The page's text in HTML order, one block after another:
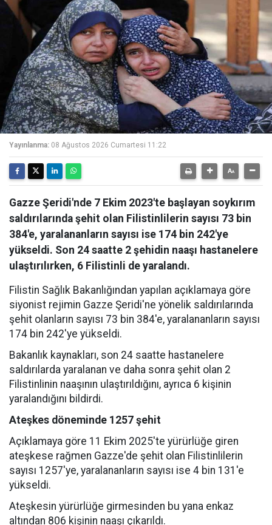
Yayınlanma: 08 Ağustos 2026 Cumartesi 11:22
Gazze Şeridi'nde 7 Ekim 2023'te başlayan soykırım
saldırılarında şehit olan Filistinlilerin sayısı 73 bin
384'e, yaralananların sayısı ise 174 bin 242'ye
yükseldi. Son 24 saatte 2 şehidin naaşı hastanelere
ulaştırılırken, 6 Filistinli de yaralandı.
Filistin Sağlık Bakanlığından yapılan açıklamaya göre
siyonist rejimin Gazze Şeridi'ne yönelik saldırılarında
şehit olanların sayısı 73 bin 384'e, yaralananların sayısı
174 bin 242'ye yükseldi.
Bakanlık kaynakları, son 24 saatte hastanelere
saldırılarda yaralanan ve daha sonra şehit olan 2
Filistinlinin naaşının ulaştırıldığını, ayrıca 6 kişinin
yaralandığını bildirdi.
Ateşkes döneminde 1257 şehit
Açıklamaya göre 11 Ekim 2025'te yürürlüğe giren
ateşkese rağmen Gazze'de şehit olan Filistinlilerin
sayısı 1257'ye, yaralananların sayısı ise 4 bin 131'e
yükseldi.
Ateşkesin yürürlüğe girmesinden bu yana enkaz
altından 806 kişinin naaşı çıkarıldı.